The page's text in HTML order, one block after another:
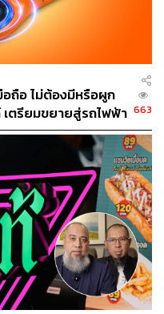
AUTHOR
สน
ประจำกองบรรณาธิการ
WEALTH ผู้เสพติดโลก
เทคโนโลยี และชอบสำรวจ
ะออนไลน์มาถอดรหัสความ
นเรื่องเข้าใจง่าย สนุก และได้
อถือ ไม่ต้องมีหรือผูก
เตรียมขยายสู่รถไฟฟ้า 663